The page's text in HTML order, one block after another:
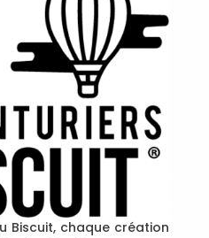
Biscuit, chaque création